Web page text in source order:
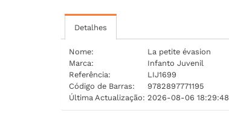
Detalhes
Nome:
La petite évasion
Marca:
Infanto Juvenil
Referência:
LIJ1699
Código de Barras:
9782897771195
Última Actualização: 2026-08-06 18:29:48